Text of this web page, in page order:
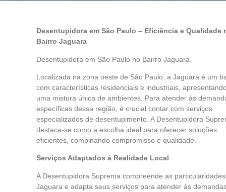
Desentupidora em São Paulo – Eficiência e Qualidade
Bairro Jaguara
Desentupidora em São Paulo no Bairro Jaguara
Localizada na zona oeste de São Paulo, a Jaguara é um
com características residenciais e industriais,
uma mistura única de ambientes. Para atender às
específicas dessa região, é crucial contar com serviços
especializados de desentupimento. A Desentupidora
destaca-se como a escolha ideal para oferecer soluções
eficientes, combinando compromisso e qualidade.
Serviços Adaptados à Realidade Local
A Desentupidora Suprema compreende as
Jaguara e adapta seus serviços para atender às